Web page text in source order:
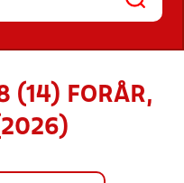
(14) FORÅR,